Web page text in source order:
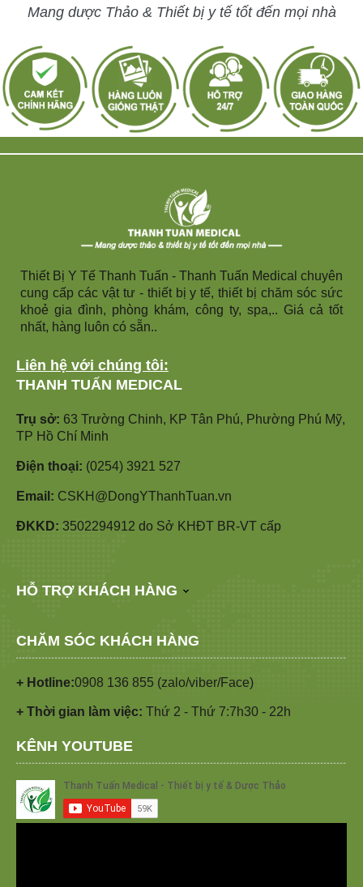
Mang dược Thảo & Thiết bị y tế tốt đến mọi nhà
Thiết Bị Y Tế Thanh Tuấn - Thanh Tuấn Medical chuyên
cung cấp các vật tư - thiết bị y tế, thiết bị chăm sóc sức
khoẻ gia đình, phòng khám, công ty, spa,.. Giá cả tốt
nhất, hàng luôn có sẵn..
Liên hệ với chúng tôi:
THANH TUẤN MEDICAL
Trụ sở: 63 Trường Chinh, KP Tân Phú, Phường Phú Mỹ,
TP Hồ Chí Minh
Điện thoại: (0254) 3921 527
Email: CSKH@DongYThanhTuan.vn
ĐKKD: 3502294912 do Sở KHĐT BR-VT cấp
HỖ TRỢ KHÁCH HÀNG
CHĂM SÓC KHÁCH HÀNG
+ Hotline:0908 136 855 (zalo/viber/Face)
+ Thời gian làm việc: Thứ 2 - Thứ 7:7h30 - 22h
KÊNH YOUTUBE